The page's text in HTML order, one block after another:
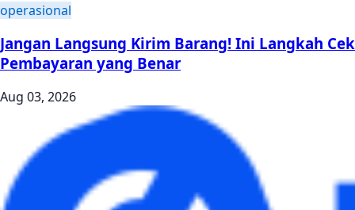
operasional
Jangan Langsung Kirim Barang! Ini Langkah Cek
Pembayaran yang Benar
Aug 03, 2026